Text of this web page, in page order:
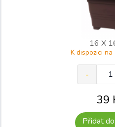
16 X
K dispozici
39
Přidat